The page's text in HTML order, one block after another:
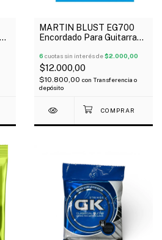
MARTIN BLUST EG700
Encordado Para Guitarra
Media
6 cuotas sin interés de$2.000,00
$12.000,00
$10.800,00 con Transferencia o
depósito